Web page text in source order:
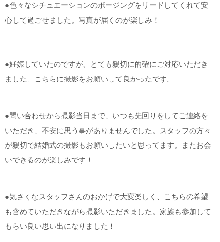
●色々なシチュエーションのポージングをリードしてくれて安
心して過ごせました。写真が届くのが楽しみ！
●妊娠していたのですが、とても親切に的確にご対応いただき
ました。こちらに撮影をお願いして良かったです。
●問い合わせから撮影当日まで、いつも先回りをしてご連絡を
いただき、不安に思う事がありませんでした。スタッフの方々
が親切で結婚式の撮影もお願いしたいと思ってます。またお会
いできるのが楽しみです！
●気さくなスタッフさんのおかげで大変楽しく、こちらの希望
も含めていただきながら撮影いただきました。家族も参加して
もらい良い思い出になりました！